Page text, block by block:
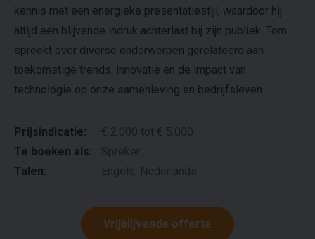
kennis met een energieke presentatiestijl, waardoor hij
altijd een blijvende indruk achterlaat bij zijn publiek. Tom
spreekt over diverse onderwerpen gerelateerd aan
toekomstige trends, innovatie en de impact van
technologie op onze samenleving en bedrijfsleven.
Prijsindicatie:
€ 2.000 tot € 5.000
Te boeken als:
Talen:
Vrijblijvende offerte